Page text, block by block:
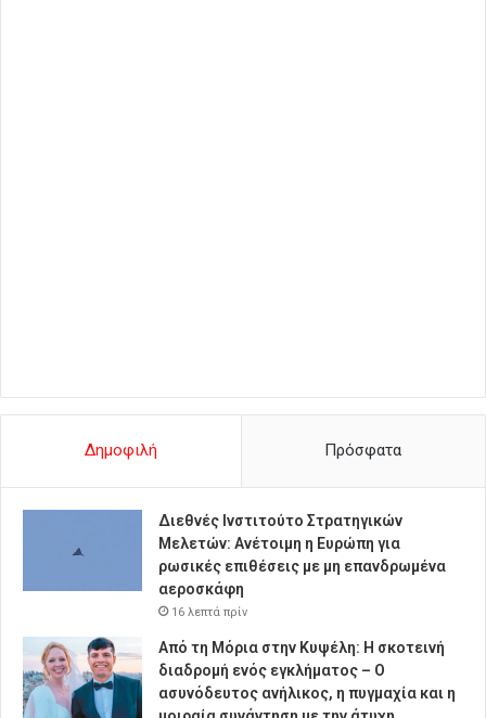
Δημοφιλή Πρόσφατα
Διεθνές Ινστιτούτο Στρατηγικών
Μελετών: Ανέτοιμη η Ευρώπη για
ρωσικές επιθέσεις με μη επανδρωμένα
αεροσκάφη
16 λεπτά πρίν
Από τη Μόρια στην Κυψέλη: Η σκοτεινή
διαδρομή ενός εγκλήματος – Ο
ασυνόδευτος ανήλικος, η πυγμαχία και η